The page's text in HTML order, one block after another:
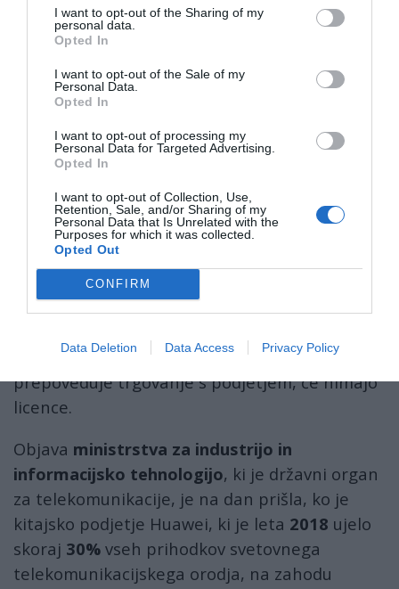
I want to opt-out of the Sharing of my
personal data.
Opted In
I want to opt-out of the Sale of my
Personal Data.
Opted In
I want to opt-out of processing my
Personal Data for Targeted Advertising.
Opted In
I want to opt-out of Collection, Use,
Retention, Sale, and/or Sharing of my
Personal Data that Is Unrelated with the
Purposes for which it was collected.
Opted Out
CONFIRM
Data Deletion Data Access Privacy Policy
ideal, da bi stali na vrhu sveta.
Huawei je zavrnil povezave s kitajsko vlado.
Huawei namreč zavrača to trditev in pravi, da
Kljub temu pa so nekatere države, vključno z
AvstralijoinNovo Zelandijo, podjetjem na
njihovih tleh preprečile, da bi Huaweiju
dobavljali opremo za mobilna omrežja 5G.
PrizadevanjaWashingtona
Huawei, so se v zadnjem mesecu povečala, ko
"seznam subjektov", ki ameriškim družbam
prepoveduje trgovanje s podjetjem, če nimajo
licence.
Objava ministrstva za industrijo in
informacijsko tehnologijo, ki je državni organ
za telekomunikacije, je na dan prišla, ko je
kitajsko podjetje Huawei, ki je leta 2018 ujelo
skoraj 30% vseh prihodkov svetovnega
telekomunikacijskega orodja, na zahodu